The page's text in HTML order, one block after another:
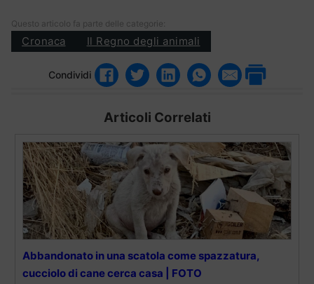
Questo articolo fa parte delle categorie:
Cronaca Il Regno degli animali
Condividi
Articoli Correlati
Abbandonato in una scatola come spazzatura,
cucciolo di cane cerca casa | FOTO